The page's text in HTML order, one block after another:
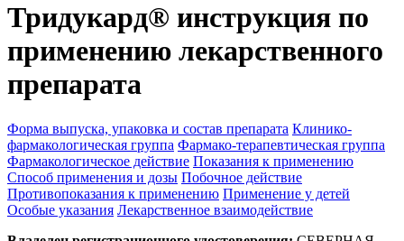
Тридукард® инструкция по
применению лекарственного
препарата
Форма выпуска, упаковка и состав препарата Клинико-
фармакологическая группа Фармако-терапевтическая группа
Фармакологическое действие Показания к применению
Способ применения и дозы Побочное действие
Противопоказания к применению Применение у детей
Особые указания Лекарственное взаимодействие